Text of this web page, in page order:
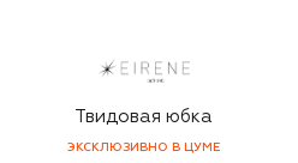
Твидовая юбка
ЭКСКЛЮЗИВНО В ЦУМЕ